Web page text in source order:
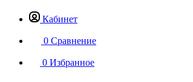
Кабинет
0 Сравнение
0 Избранное